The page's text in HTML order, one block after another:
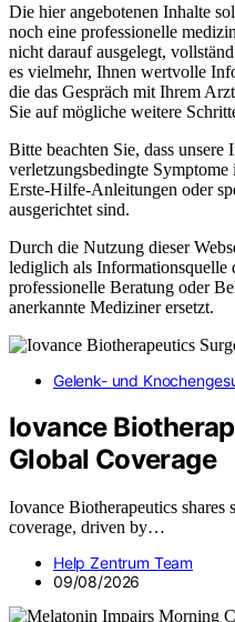
Die hier angebotenen Inhalte
noch eine professionelle
nicht darauf ausgelegt,
es vielmehr, Ihnen wertvolle
die das Gespräch mit Ihrem
Sie auf mögliche weitere
Bitte beachten Sie, dass
verletzungsbedingte
Erste-Hilfe-Anleitungen oder
ausgerichtet sind.
Durch die Nutzung dieser
lediglich als Informationsquelle
professionelle Beratung oder
anerkannte Mediziner ersetzt.
Gelenk- und
Iovance
Global Coverage
Iovance Biotherapeutics shares
coverage, driven by…
Help Zentrum Team
09/08/2026